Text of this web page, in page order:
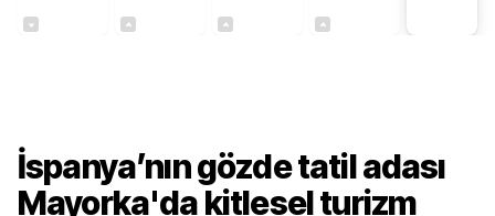
İspanya’nın gözde tatil adası
Mayorka'da kitlesel turizm